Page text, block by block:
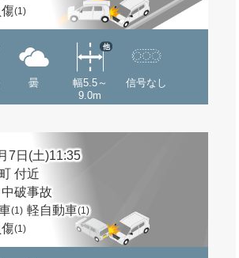
(1)
曇
幅5.5～
9.0m
他
信号なし
7日(土)11:35
付近
破事故
(1) 軽自動車(1)
(1)